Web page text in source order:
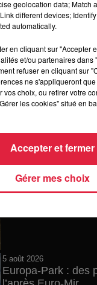
6 août 2026
Tags antisémites à
6 août 2026
Au zoo de
6 août 2026
Les dernières
5 août 2026
Europa-Park : des
geolocation data; Match
different devices;
automatically.
en cliquant sur "Accepter
et/ou partenaires dans
refuser en cliquant sur
ne s'appliqueront
vos choix, ou retirer votre
les cookies" situé en
Gérer mes choix
Accepter et fermer